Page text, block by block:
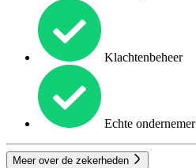
Klachtenbeheer
Echte ondernemer
Meer over de zekerheden